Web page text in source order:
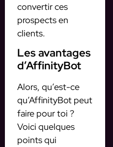
convertir ces
prospects en
clients.
Les avantages
d’AffinityBot
Alors, qu’est-ce
qu’AffinityBot peut
faire pour toi ?
Voici quelques
points qui